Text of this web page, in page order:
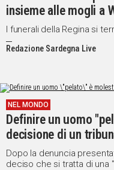
insieme alle mogli a
I funerali della Regina si
Redazione Sardegna Live
NEL MONDO
Definire un uomo
decisione di un
Dopo la denuncia
deciso che si tratta di una